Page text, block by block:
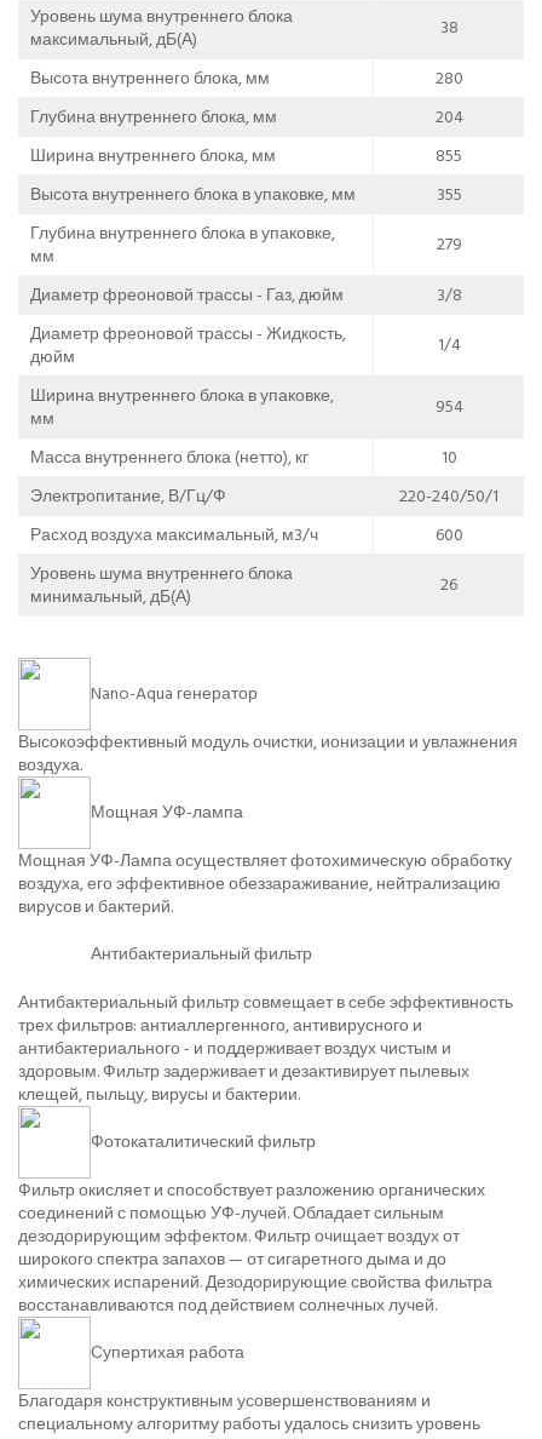
Уровень шума внутреннего блока
максимальный, дБ(А)
38
Высота внутреннего блока, мм
280
Глубина внутреннего блока, мм
204
Ширина внутреннего блока, мм
855
Высота внутреннего блока в упаковке, мм
355
Глубина внутреннего блока в упаковке,
мм
279
Диаметр фреоновой трассы - Газ, дюйм
3/8
Диаметр фреоновой трассы - Жидкость,
дюйм
1/4
Ширина внутреннего блока в упаковке,
мм
954
Масса внутреннего блока (нетто), кг
10
Электропитание, В/Гц/Ф
220-240/50/1
Расход воздуха максимальный, м3/ч
600
Уровень шума внутреннего блока
минимальный, дБ(А)
26
Nano-Aqua генератор
Высокоэффективный модуль очистки, ионизации и увлажнения
воздуха.
Мощная УФ-лампа
Мощная УФ-Лампа осуществляет фотохимическую обработку
воздуха, его эффективное обеззараживание, нейтрализацию
вирусов и бактерий.
Антибактериальный фильтр
Антибактериальный фильтр совмещает в себе эффективность
трех фильтров: антиаллергенного, антивирусного и
антибактериального - и поддерживает воздух чистым и
здоровым. Фильтр задерживает и дезактивирует пылевых
клещей, пыльцу, вирусы и бактерии.
Фотокаталитический фильтр
Фильтр окисляет и способствует разложению органических
соединений с помощью УФ-лучей. Обладает сильным
дезодорирующим эффектом. Фильтр очищает воздух от
широкого спектра запахов — от сигаретного дыма и до
химических испарений. Дезодорирующие свойства фильтра
восстанавливаются под действием солнечных лучей.
Супертихая работа
Благодаря конструктивным усовершенствованиям и
специальному алгоритму работы удалось снизить уровень